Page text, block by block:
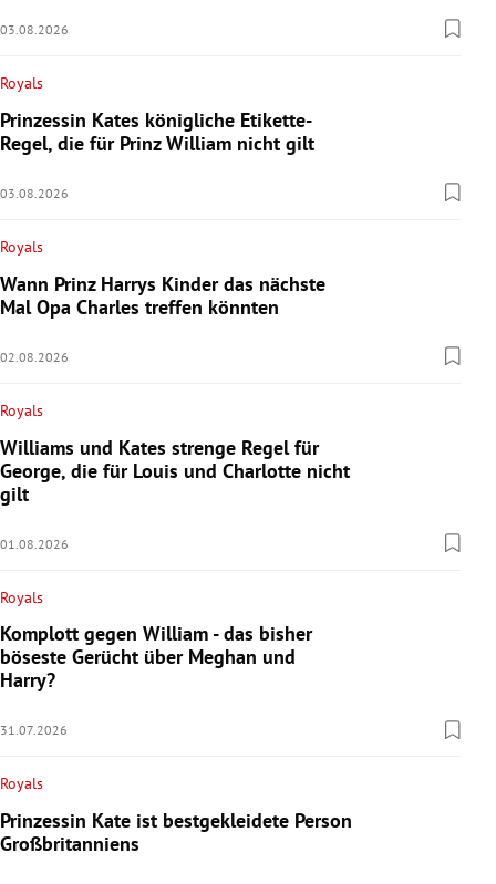
03.08.2026
Royals
Prinzessin Kates königliche Etikette-
Regel, die für Prinz William nicht gilt
03.08.2026
Royals
Wann Prinz Harrys Kinder das nächste
Mal Opa Charles treffen könnten
02.08.2026
Royals
Williams und Kates strenge Regel für
George, die für Louis und Charlotte nicht
gilt
01.08.2026
Royals
Komplott gegen William - das bisher
böseste Gerücht über Meghan und
Harry?
31.07.2026
Royals
Prinzessin Kate ist bestgekleidete Person
Großbritanniens